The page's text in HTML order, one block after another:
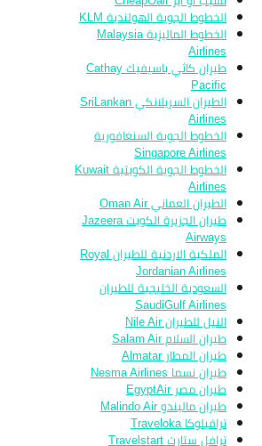
الخطوط الجوية الهولندية KLM
الخطوط الماليزية Malaysia
Airlines
طيران كاثي باسيفيك Cathay
Pacific
الطيران السريلانكي SriLankan
Airlines
الخطوط الجوية السنغافورية
Singapore Airlines
الخطوط الجوية الكويتية Kuwait
Airlines
الطيران العماني Oman Air
طيران الجزيرة الكويت Jazeera
Airways
الملكية الاردنية للطيران Royal
Jordanian Airlines
السعودية الخليجية للطيران
SaudiGulf Airlines
النيل للطيران Nile Air
طيران السلام Salam Air
طيران المطار Almatar
طيران نسما Nesma Airlines
طيران مصر EgyptAir
طيران ماليندو Malindo Air
ترافيلوكا Traveloka
ترافل ستارت Travelstart